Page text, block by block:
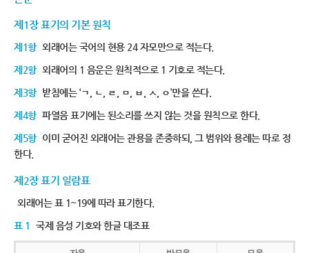
제1장 표기의 기본 원칙
제1항 외래어는 국어의 현용 24 자모만으로 적는다.
제2항 외래어의 1 음운은 원칙적으로 1 기호로 적는다.
제3항 받침에는 ‘ㄱ, ㄴ, ㄹ, ㅁ, ㅂ, ㅅ, ㅇ’만을 쓴다.
제4항 파열음 표기에는 된소리를 쓰지 않는 것을 원칙으로 한다.
제5항 이미 굳어진 외래어는 관용을 존중하되, 그 범위와 용례는 따로 정
한다.
제2장 표기 일람표
외래어는 표 1~19에 따라 표기한다.
표 1 국제 음성 기호와 한글 대조표